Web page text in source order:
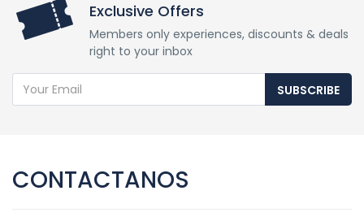
Exclusive Offers
Members only experiences, discounts & deals
right to your inbox
SUBSCRIBE
CONTACTANOS